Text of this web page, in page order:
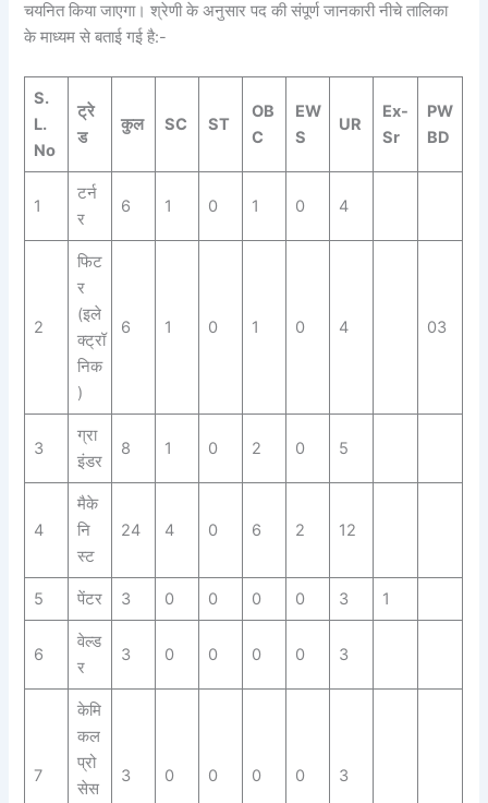
चयनित किया जाएगा। श्रेणी के अनुसार पद की संपूर्ण जानकारी नीचे तालिका
के माध्यम से बताई गई है:-
S.
L.
No
ट्रे
ड
कुल SC ST
OB
C
EW
S
UR
Ex-
Sr
PW
BD
1
टर्न
र
6 1 0 1 0 4
2
फिट
र
(इले
क्ट्रॉ
निक
)
6 1 0 1 0 4 03
3
ग्रा
इंडर
8 1 0 2 0 5
4
मैके
नि
स्ट
24 4 0 6 2 12
5 पेंटर 3 0 0 0 0 3 1
6
वेल्ड
र
3 0 0 0 0 3
7
केमि
कल
प्रो
सेस
3 0 0 0 0 3